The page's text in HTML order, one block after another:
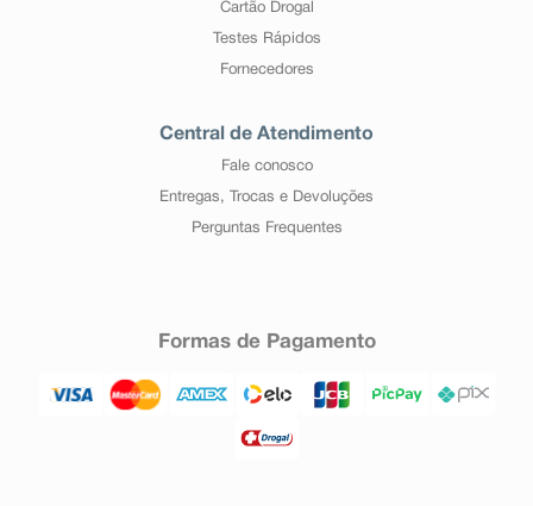
Cartão Drogal
Testes Rápidos
Fornecedores
Central de Atendimento
Fale conosco
Entregas, Trocas e Devoluções
Perguntas Frequentes
Formas de Pagamento